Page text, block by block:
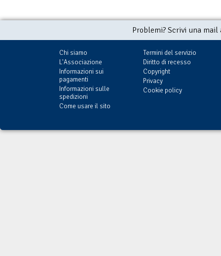
Problemi? Scrivi una
Chi siamo
L'Associazione
Informazioni sui
pagamenti
Informazioni sulle
spedizioni
Come usare il sito
Termini del servizio
Diritto di recesso
Copyright
Privacy
Cookie policy